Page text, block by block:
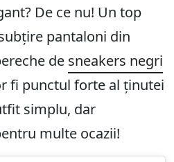
De ce nu! Un top
pantaloni din
de sneakers negri
fi punctul forte al ținutei
simplu, dar
multe ocazii!